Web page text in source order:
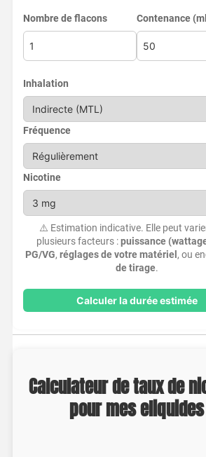
Nombre de flacons Contenance
Inhalation
Fréquence
Nicotine
⚠️ Estimation indicative. Elle peut
plusieurs facteurs :puissance
PG/VG,réglages de votre matériel , ou
de tirage.
Calculer la durée estimée
Calculateur de taux de
pour mes eliquides